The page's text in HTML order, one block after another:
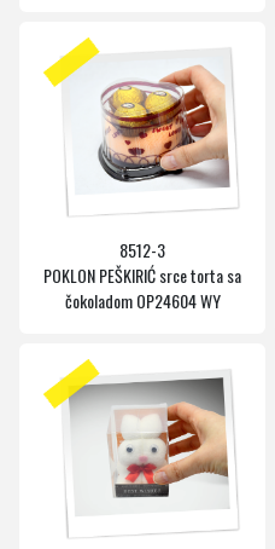
8512-3
POKLON PEŠKIRIĆ srce torta sa
čokoladom OP24604 WY